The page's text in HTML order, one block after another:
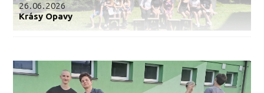
26.06.2026
Krásy Opavy